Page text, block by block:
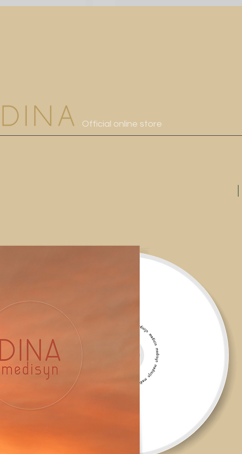
Official online store